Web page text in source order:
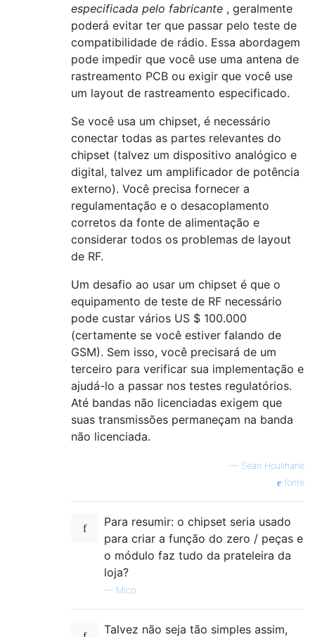
especificada pelo fabricante , geralmente
poderá evitar ter que passar pelo teste de
compatibilidade de rádio. Essa abordagem
pode impedir que você use uma antena de
rastreamento PCB ou exigir que você use
um layout de rastreamento especificado.
Se você usa um chipset, é necessário
conectar todas as partes relevantes do
chipset (talvez um dispositivo analógico e
digital, talvez um amplificador de potência
externo). Você precisa fornecer a
regulamentação e o desacoplamento
corretos da fonte de alimentação e
considerar todos os problemas de layout
de RF.
Um desafio ao usar um chipset é que o
equipamento de teste de RF necessário
pode custar vários US $ 100.000
(certamente se você estiver falando de
GSM). Sem isso, você precisará de um
terceiro para verificar sua implementação e
ajudá-lo a passar nos testes regulatórios.
Até bandas não licenciadas exigem que
suas transmissões permaneçam na banda
não licenciada.
— Sean Houlihane
fonte
Para resumir: o chipset seria usado
para criar a função do zero / peças e
o módulo faz tudo da prateleira da
loja?
— Mico
Talvez não seja tão simples assim,